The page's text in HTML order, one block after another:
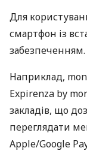
Для
смартфон із
забезпеченням.
Наприклад,
Expirenza by
закладів, що
переглядати
Apple/Google